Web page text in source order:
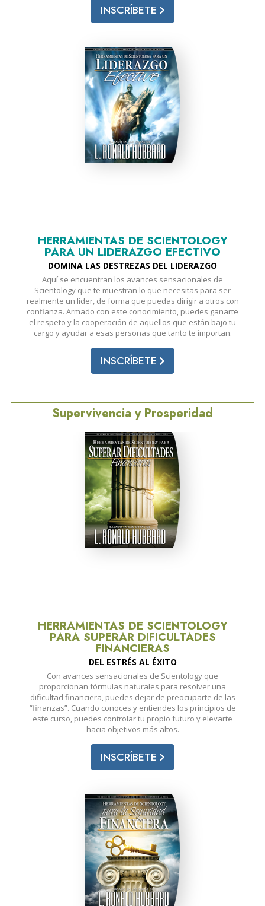
INSCRÍBETE
HERRAMIENTAS DE SCIENTOLOGY
PARA UN LIDERAZGO EFECTIVO
DOMINA LAS DESTREZAS DEL LIDERAZGO
Aquí se encuentran los avances sensacionales de
Scientology que te muestran lo que necesitas para ser
realmente un líder, de forma que puedas dirigir a otros con
confianza. Armado con este conocimiento, puedes ganarte
el respeto y la cooperación de aquellos que están bajo tu
cargo y ayudar a esas personas que tanto te importan.
INSCRÍBETE
Supervivencia y Prosperidad
HERRAMIENTAS DE SCIENTOLOGY
PARA SUPERAR DIFICULTADES
FINANCIERAS
DEL ESTRÉS AL ÉXITO
Con avances sensacionales de Scientology que
proporcionan fórmulas naturales para resolver una
dificultad financiera, puedes dejar de preocuparte de las
“finanzas”. Cuando conoces y entiendes los principios de
este curso, puedes controlar tu propio futuro y elevarte
hacia objetivos más altos.
INSCRÍBETE